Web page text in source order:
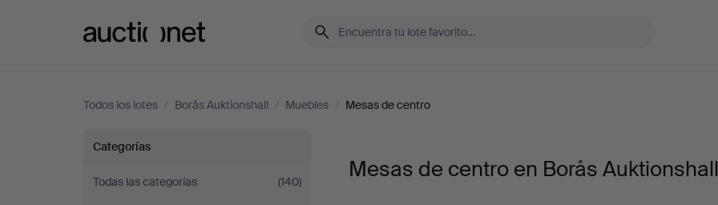
Todos los lotes / Borås Auktionshall / Muebles / Mesas de centro
Mesas
de
Categorías
Todas las categorías
(140)
Mesas de centro en Borås Auktionshall